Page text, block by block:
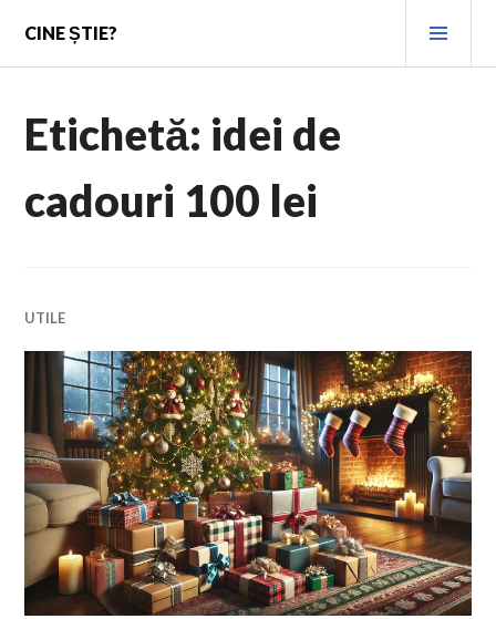
content
CINE ȘTIE?
Etichetă: idei de
cadouri 100 lei
UTILE